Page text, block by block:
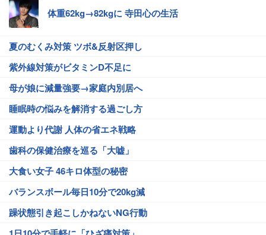
体重62kg→82kgに 寺田心の生活
夏のむくみ対策 ツボ&反射区押し
紫外線対策がビタミンD不足に
母が娘に減量強要→家庭内別居へ
睡眠時の悩みを解消する過ごし方
運動より代謝 人体の省エネ戦略
歯科の保健治療を巡る「大嘘」
大食い女子 46キロ体型の秘密
バランスボール毎日10分で20kg減
躁状態引き起こしかねないNG行動